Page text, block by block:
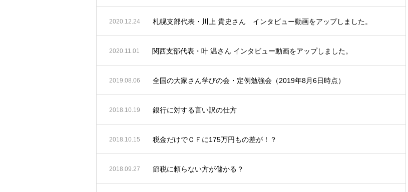
2020.12.24 札幌支部代表・川上 貴史さん インタビュー動画をアップしました。
2020.11.01 関西支部代表・叶 温さん インタビュー動画をアップしました。
2019.08.06 全国の大家さん学びの会・定例勉強会（2019年8月6日時点）
2018.10.19 銀行に対する言い訳の仕方
2018.10.15 税金だけでＣＦに175万円もの差が！？
2018.09.27 節税に頼らない方が儲かる？